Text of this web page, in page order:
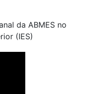
da ABMES no
(IES)